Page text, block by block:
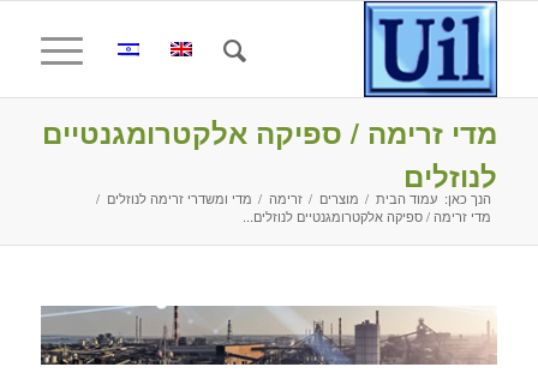
מדי זרימה / ספיקה אלקטרומגנטיים
לנוזלים
הנך כאן: עמוד הבית / מוצרים / זרימה / מדי ומשדרי זרימה לנוזלים /
מדי זרימה / ספיקה אלקטרומגנטיים לנוזלים...